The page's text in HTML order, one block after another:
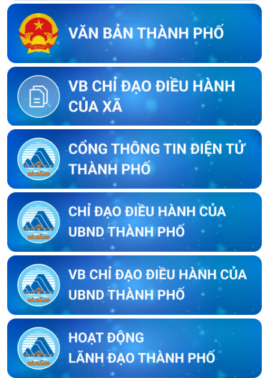
An Châu cũ, nay là thôn Nam Thành, xã Hòa Vang, thành phố
Đà Nẵng
Thông báo về việc kết thúc niêm yết ký xác nhận ranh giới, mốc
giới thửa đất của người sử dụng đất liền kề với ông Lê Trung Lý
Thông báo về việc kết thúc niêm yết ký xác nhận ranh giới, mốc
giới thửa đất của người sử dụng đất liền kề với ông Nguyễn
Bông
Thông báo về việc kết thúc niêm yết ký xác nhận ranh giới, mốc
giới của người sử dụng đất liền kề với bà Trần Thị Huyền Trang
Thông báo về việc kết thúc niêm yết ký xác nhận ranh giới, mốc
giới của người sử dụng đất liền kề với ông Trần Hữu Phúc
Thông báo về việc kết thúc niêm yết ký xác nhận ranh giới, mốc
giới thửa đất của người sử dụng đất liền kề với ông Lưu Ngọc
Biển
Thông báo về việc kết thúc niêm yết ký xác nhận ranh giới, mốc
giới thửa đất của người sử dụng đất liền kề với ông Lê Thái Sơn